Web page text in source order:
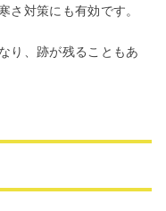
さ対策にも有効です。
り、跡が残ることもあ